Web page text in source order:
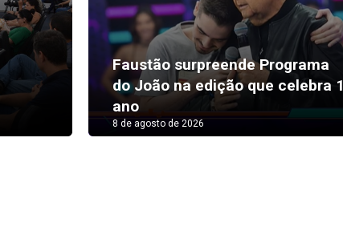
Faustão surpreende Programa
do João na edição que celebra 1
ano
8 de agosto de 2026